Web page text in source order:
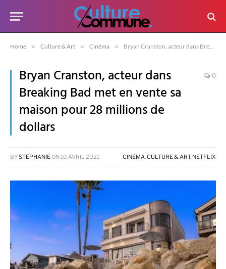
Home » Culture & Art » Cinéma » Bryan Cranston, acteur dans Breaking Bad met en vente sa maison pour 28 millions de dollars
Bryan Cranston, acteur dans
Breaking Bad met en vente sa
maison pour 28 millions de
dollars
0
BYSTÉPHANIEON 10 AVRIL 2021 CINÉMA,CULTURE & ART, NETFLIX